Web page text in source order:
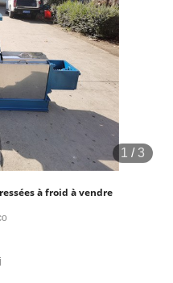
1 /3
à froid à vendre